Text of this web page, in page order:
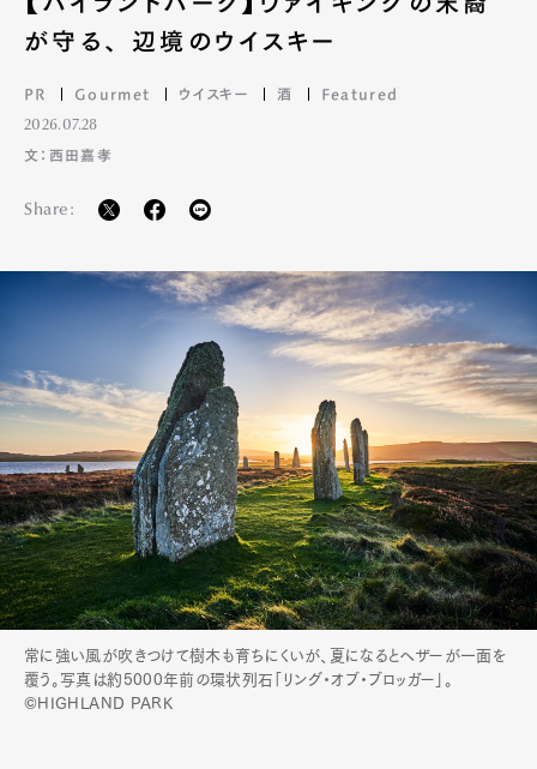
が守る、 辺境のウイスキー
PR Gourmet ウイスキー 酒 Featured
2026.07.28
文：西田嘉孝
Share:
常に強い風が吹きつけて樹木も育ちにくいが、夏になるとヘザーが一面を
覆う。写真は約5000年前の環状列石「リング・オブ・ブロッガー」。
©HIGHLAND PARK